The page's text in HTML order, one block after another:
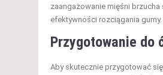
zaangażowanie mięśni brzucha
efektywności rozciągania gumy.
Przygotowanie do
Aby skutecznie przygotować